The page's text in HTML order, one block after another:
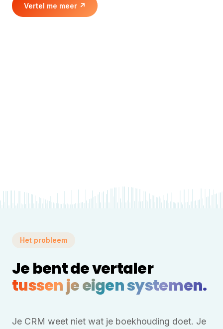
Vertel me meer ↗
Het probleem
Je bent de vertaler
tussen je eigen systemen.
Je CRM weet niet wat je boekhouding doet. Je